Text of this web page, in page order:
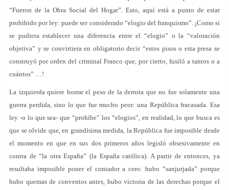
“Fueron de la Obra Social del Hogar”. Esto, aquí está a punto de estar
prohibido por ley: puede ser considerado “elogio del franquismo”. ¡Como si
se pudiera establecer una diferencia entre el “elogio” o la “valoración
objetiva” y se convirtiera en obligatorio decir “estos pisos o esta presa se
construyó por orden del criminal Franco que, por cierto, fusiló a tantos o a
cuántos” …!
La izquierda quiere borrar el peso de la derrota que no fue solamente una
guerra perdida, sino lo que fue mucho peor: una República fracasada. Esa
ley -o lo que sea- que “prohíbe” los “elogios”, en realidad, lo que busca es
que se olvide que, en grandísima medida, la República fue imposible desde
el momento en que en sus dos primeros años legisló obsesivamente en
contra de “la otra España” (la España católica). A partir de entonces, ya
resultaba imposible poner el contador a cero: hubo “sanjurjada” porque
hubo quemas de conventos antes, hubo victoria de las derechas porque el